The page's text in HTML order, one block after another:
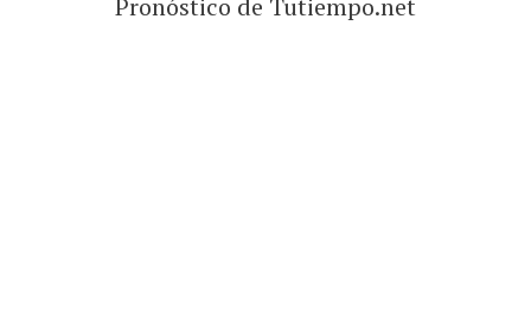
Pronóstico de Tutiempo.net